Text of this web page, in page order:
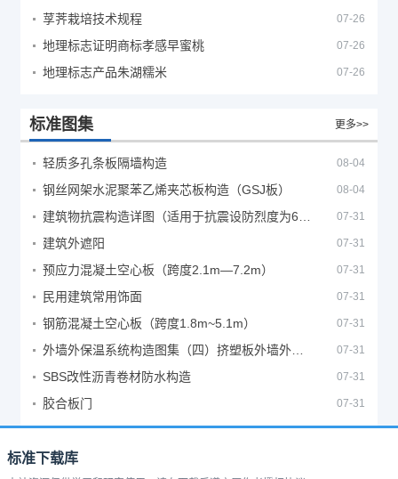
莩荠栽培技术规程 07-26
地理标志证明商标孝感早蜜桃 07-26
地理标志产品朱湖糯米 07-26
标准图集 更多>>
轻质多孔条板隔墙构造 08-04
钢丝网架水泥聚苯乙烯夹芯板构造（GSJ板） 08-04
07-31
建筑外遮阳 07-31
预应力混凝土空心板（跨度2.1m—7.2m） 07-31
民用建筑常用饰面 07-31
钢筋混凝土空心板（跨度1.8m~5.1m） 07-31
07-31
SBS改性沥青卷材防水构造 07-31
胶合板门 07-31
标准下载库